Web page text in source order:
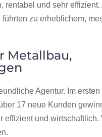
rentabel und sehr effizient.
führten zu erheblichem,
Metallbau,
Agentur. Im ersten
17 neue Kunden
effizient und wirtschaftlich.